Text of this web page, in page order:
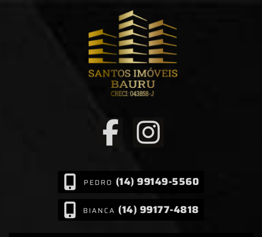
PEDRO (14) 99149-5560
BIANCA (14) 99177-4818